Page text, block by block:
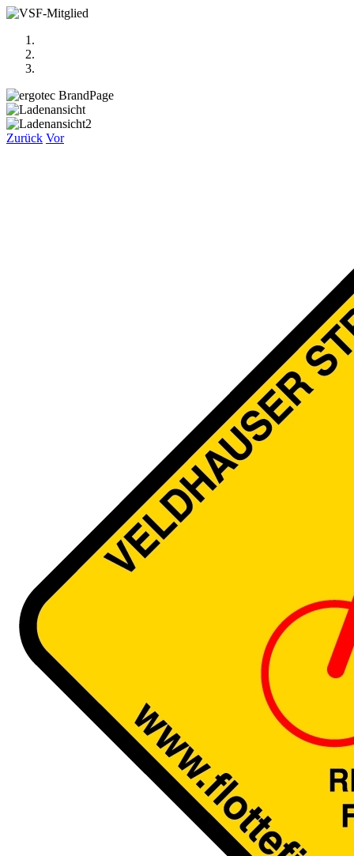
Zurück Vor